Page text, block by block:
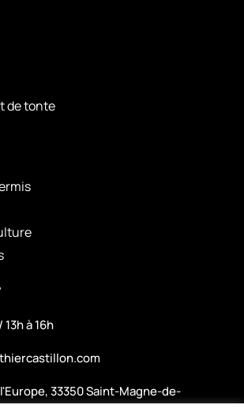
de tonte
à 16h
33350 Saint-Magne-de-